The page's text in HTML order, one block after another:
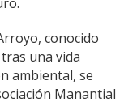
conocido
una vida
ambiental, se
Manantial